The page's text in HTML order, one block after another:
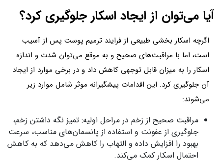
آیا می‌توان از ایجاد اسکار جلوگیری کرد؟
اگرچه اسکار بخشی طبیعی از فرایند ترمیم پوست پس از آسیب
است، اما با مراقبت‌های صحیح و به موقع می‌توان شدت و اندازه
اسکار را به میزان قابل توجهی کاهش داد و در برخی موارد از ایجاد
آن جلوگیری کرد. این اقدامات پیشگیرانه موثر شامل موارد زیر
می‌شوند:
مراقبت صحیح از زخم در مراحل اولیه: تمیز نگه داشتن زخم،
جلوگیری از عفونت و استفاده از پانسمان‌های مناسب، سرعت
بهبود را افزایش داده و التهاب را کاهش می‌دهد که به کاهش
احتمال اسکار کمک می‌کند.